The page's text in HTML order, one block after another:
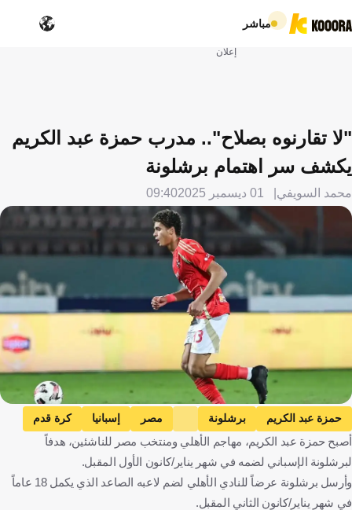
مباشر
إعلان
"لا تقارنوه بصلاح".. مدرب حمزة عبد الكريم
يكشف سر اهتمام برشلونة
محمد السويفي 01 ديسمبر 2025 09:40
حمزة عبد الكريم برشلونة مصر إسبانيا كرة قدم
أصبح حمزة عبد الكريم، مهاجم الأهلي ومنتخب مصر للناشئين، هدفاً
لبرشلونة الإسباني لضمه في شهر يناير/كانون الأول المقبل.
وأرسل برشلونة عرضاً للنادي الأهلي لضم لاعبه الصاعد الذي يكمل 18 عاماً
في شهر يناير/كانون الثاني المقبل.